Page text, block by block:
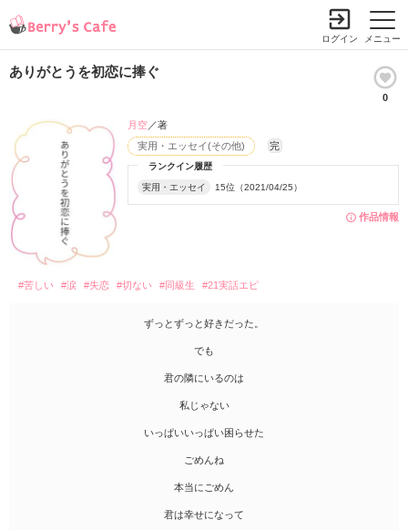
メニュー
ログイン
ありがとうを初恋に捧ぐ
0
作品情報
ランクイン履歴
実用・エッセイ 15位（2021/04/25）
実用・エッセイ(その他) 完
月空／著
#苦しい #涙 #失恋 #切ない #同級生 #21実話エピ
ずっとずっと好きだった。
でも
君の隣にいるのは
私じゃない
いっぱいいっぱい困らせた
ごめんね
本当にごめん
君は幸せになって